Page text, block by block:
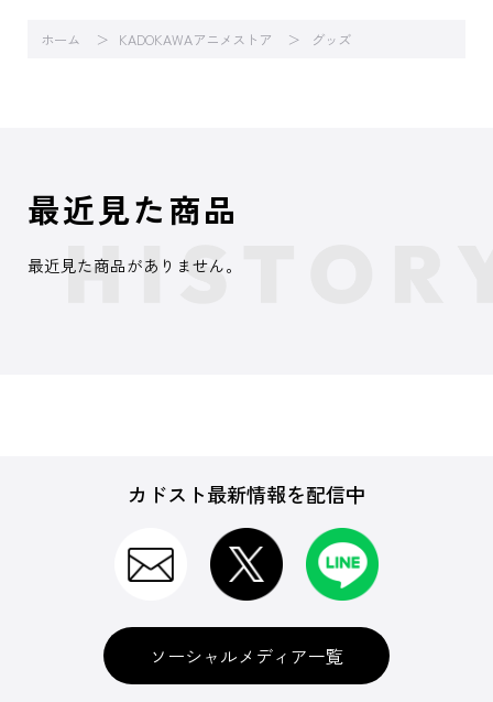
ホーム KADOKAWAアニメストア グッズ
最近見た商品
最近見た商品がありません。
カドスト最新情報を配信中
ソーシャルメディア一覧